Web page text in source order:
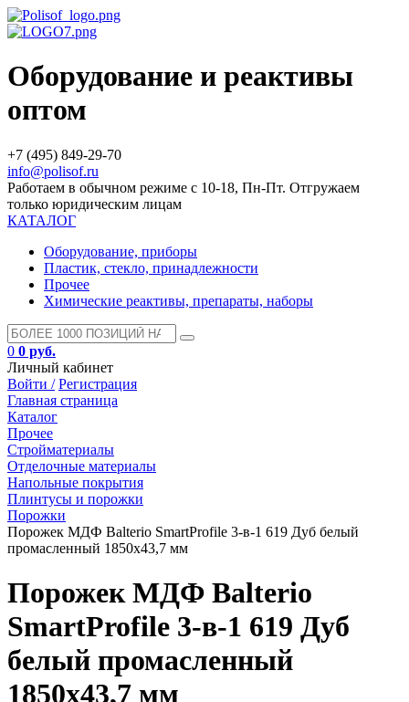
Оборудование и реактивы
оптом
+7 (495) 849-29-70
info@polisof.ru
Работаем в обычном режиме с 10-18, Пн-Пт. Отгружаем
только юридическим лицам
КАТАЛОГ
Оборудование, приборы
Пластик, стекло, принадлежности
Прочее
Химические реактивы, препараты, наборы
0 0 руб.
Личный кабинет
Войти / Регистрация
Главная страница
Каталог
Прочее
Стройматериалы
Отделочные материалы
Напольные покрытия
Плинтусы и порожки
Порожки
Порожек МДФ Balterio SmartProfile 3-в-1 619 Дуб белый
промасленный 1850x43,7 мм
Порожек МДФ Balterio
SmartProfile 3-в-1 619 Дуб
белый промасленный
1850x43,7 мм